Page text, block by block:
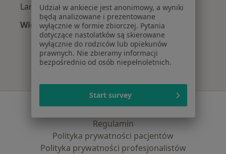
Laryngolodzy z Compensa w Katowicach
Więcej (11)
Więcej w kategorii: Najpopularniejsze
Serwis
Regulamin
Polityka prywatności pacjentów
Polityka prywatności profesjonalistów
Udział w ankiecie jest anonimowy, a wyniki
będą analizowane i prezentowane
wyłącznie w formie zbiorczej. Pytania
dotyczące nastolatków są skierowane
wyłącznie do rodziców lub opiekunów
prawnych. Nie zbieramy informacji
bezpośrednio od osób niepełnoletnich.
Start survey